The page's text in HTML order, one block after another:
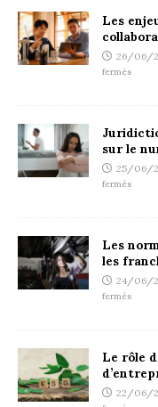
Les
26/06/
fermés
sur le
25/06/
fermés
Les
les
24/06/
fermés
Le rôle
22/06/